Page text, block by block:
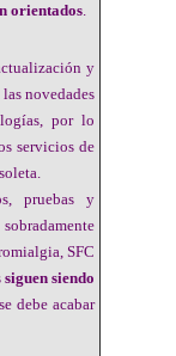
orientados.
y
novedades
por lo
servicios de
pruebas y
SFC
siguen siendo
debe acabar